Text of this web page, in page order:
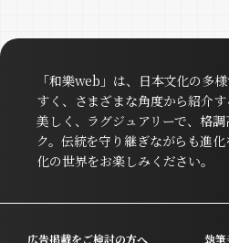
「和樂web」は、日本文化の多
すく、さまざまな角度から紹介す
美しく、ラグジュアリーで、格
ク。伝統を守り継ぎながらも進
化の世界をお楽しみください。
広告掲載をご検討の方へ 執筆